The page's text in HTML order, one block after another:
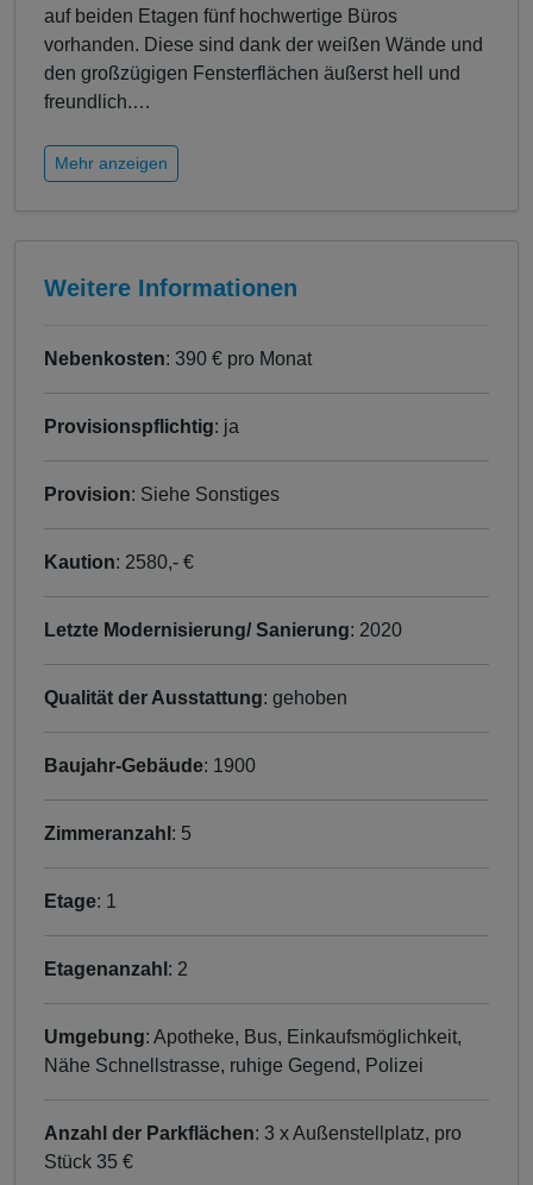
auf beiden Etagen fünf hochwertige Büros
vorhanden. Diese sind dank der weißen Wände und
den großzügigen Fensterflächen äußerst hell und
freundlich.…
Mehr anzeigen
Weitere Informationen
Nebenkosten: 390 € pro Monat
Provisionspflichtig: ja
Provision: Siehe Sonstiges
Kaution: 2580,- €
Letzte Modernisierung/ Sanierung: 2020
Qualität der Ausstattung: gehoben
Baujahr-Gebäude: 1900
Zimmeranzahl : 5
Etage: 1
Etagenanzahl : 2
Umgebung: Apotheke, Bus, Einkaufsmöglichkeit,
Nähe Schnellstrasse, ruhige Gegend, Polizei
Anzahl der Parkflächen: 3 x Außenstellplatz, pro
Stück 35 €